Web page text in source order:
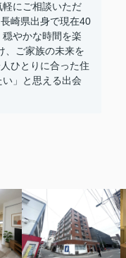
にご相談いただ
崎県出身で現在40
やかな時間を楽
、ご家族の未来を
ひとりに合った住
」と思える出会